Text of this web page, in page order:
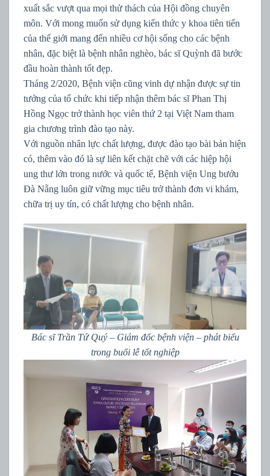
xuất sắc vượt qua mọi thử thách của Hội đồng chuyên
môn. Với mong muốn sử dụng kiến thức y khoa tiên tiến
của thế giới mang đến nhiều cơ hội sống cho các bệnh
nhân, đặc biệt là bệnh nhân nghèo, bác sĩ Quỳnh đã bước
đầu hoàn thành tốt đẹp.
Tháng 2/2020, Bệnh viện cũng vinh dự nhận được sự tin
tưởng của tổ chức khi tiếp nhận thêm bác sĩ Phan Thị
Hồng Ngọc trở thành học viên thứ 2 tại Việt Nam tham
gia chương trình đào tạo này.
Với nguồn nhân lực chất lượng, được đào tạo bài bản hiện
có, thêm vào đó là sự liên kết chặt chẽ với các hiệp hội
ung thư lớn trong nước và quốc tế, Bệnh viện Ung bướu
Đà Nẵng luôn giữ vững mục tiêu trở thành đơn vi khám,
chữa trị uy tín, có chất lượng cho bệnh nhân.
Bác sĩ Trần Tứ Quý – Giám đốc bệnh viện – phát biểu
trong buổi lễ tốt nghiệp